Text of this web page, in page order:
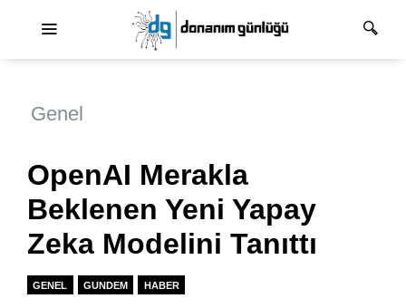
Genel
OpenAI Merakla
Beklenen Yeni Yapay
Zeka Modelini Tanıttı
GENEL GUNDEM HABER